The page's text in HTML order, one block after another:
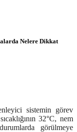
Nelere Dikkat
sistemin görev
32°C, nem
görülmeye